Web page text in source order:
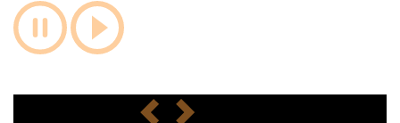
anterior siguiente